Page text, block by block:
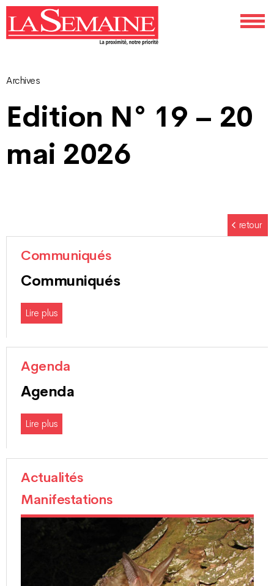
Archives
Edition N° 19 – 20
mai 2026
retour
Communiqués
Communiqués
Lire plus
Agenda
Agenda
Lire plus
Actualités
Manifestations
Navigation
des
articles